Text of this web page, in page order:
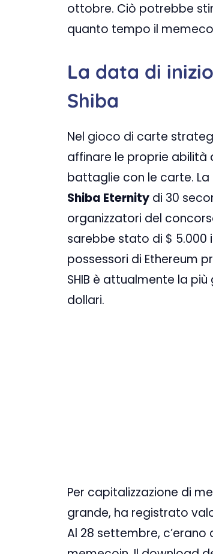
ottobre. Ciò potrebbe
quanto tempo il
La data di
Shiba
Nel gioco di carte
affinare le proprie abilità
battaglie con le carte. La
Shiba Eternity di 30
organizzatori del
sarebbe stato di $ 5.000
possessori di Ethereum
SHIB è attualmente la
dollari.
Per capitalizzazione di
grande, ha registrato
Al 28 settembre,